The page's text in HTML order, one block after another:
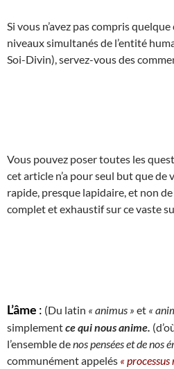
Si vous n’avez pas compris
niveaux simultanés de l’entité
Soi-Divin), servez-vous des
Vous pouvez poser toutes les
cet article n’a pour seul but que
rapide, presque lapidaire, et non
complet et exhaustif sur ce vaste
L’âme : (Du latin « animus » et «
simplementce qui nous anime.
l’ensemble denos pensées et de nos
communément appelés «